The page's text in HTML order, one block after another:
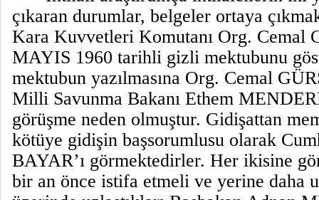
çıkaran durumlar, belgeler ortaya
Kara Kuvvetleri Komutanı Org. Cemal
MAYIS 1960 tarihli gizli mektubunu
mektubun yazılmasına Org. Cemal
Milli Savunma Bakanı Ethem
görüşme neden olmuştur. Gidişattan
kötüye gidişin başsorumlusu olarak
BAYAR’ı görmektedirler. Her ikisine
bir an önce istifa etmeli ve yerine daha